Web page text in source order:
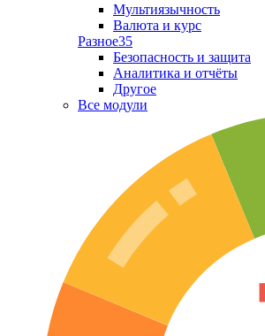
Мультиязычность
Валюта и курс
Разное35
Безопасность и защита
Аналитика и отчёты
Другое
Все модули